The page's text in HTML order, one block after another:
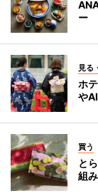
ー
見る
ホ
や
買う
と
組